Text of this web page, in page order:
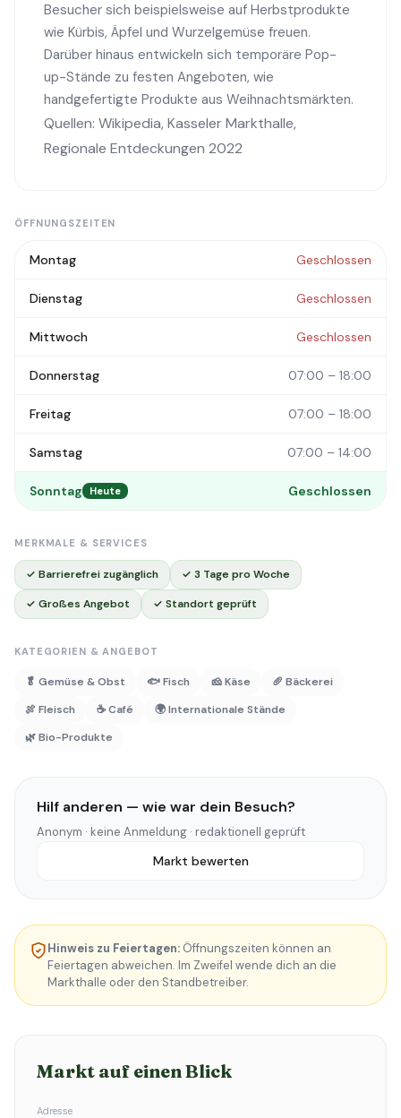
Besucher sich beispielsweise auf Herbstprodukte
wie Kürbis, Äpfel und Wurzelgemüse freuen.
Darüber hinaus entwickeln sich temporäre Pop-
up-Stände zu festen Angeboten, wie
handgefertigte Produkte aus Weihnachtsmärkten.
Quellen: Wikipedia, Kasseler Markthalle,
Regionale Entdeckungen 2022
ÖFFNUNGSZEITEN
Montag Geschlossen
Dienstag Geschlossen
Mittwoch Geschlossen
Donnerstag 07:00 – 18:00
Freitag 07:00 – 18:00
Samstag 07:00 – 14:00
Sonntag Heute Geschlossen
MERKMALE & SERVICES
✓ Barrierefrei zugänglich ✓ 3 Tage pro Woche
✓ Großes Angebot ✓ Standort geprüft
KATEGORIEN & ANGEBOT
🥬 Gemüse & Obst 🐟 Fisch 🧀 Käse
🥖 Bäckerei
🍖 Fleisch
☕ Café
🌍 Internationale Stände
🌿 Bio-Produkte
Hilf anderen — wie war dein Besuch?
Anonym · keine Anmeldung · redaktionell geprüft
Markt bewerten
Hinweis zu Feiertagen: Öffnungszeiten können an
Feiertagen abweichen. Im Zweifel wende dich an die
Markthalle oder den Standbetreiber.
Markt auf einen Blick
Adresse